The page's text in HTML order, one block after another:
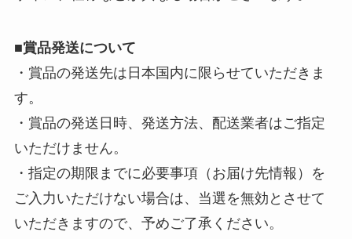
■賞品発送について
・賞品の発送先は日本国内に限らせていただきま
す。
・賞品の発送日時、発送方法、配送業者はご指定
いただけません。
・指定の期限までに必要事項（お届け先情報）を
ご入力いただけない場合は、当選を無効とさせて
いただきますので、予めご了承ください。